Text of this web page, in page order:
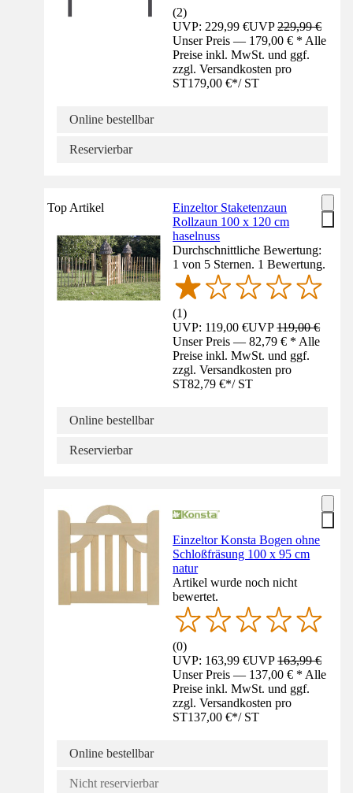
(2)
UVP: 229,99 €UVP229,99 €
Unser Preis — 179,00 € * Alle
Preise inkl. MwSt. und ggf.
zzgl. Versandkosten pro
ST179,00 €*/ ST
Online bestellbar
Reservierbar
Top Artikel
Einzeltor Staketenzaun
Rollzaun 100 x 120 cm
haselnuss
Durchschnittliche Bewertung:
1 von 5 Sternen. 1 Bewertung.
(1)
UVP: 119,00 €UVP119,00 €
Unser Preis — 82,79 € * Alle
Preise inkl. MwSt. und ggf.
zzgl. Versandkosten pro
ST82,79 €*/ ST
Online bestellbar
Reservierbar
Einzeltor Konsta Bogen ohne
Schloßfräsung 100 x 95 cm
natur
Artikel wurde noch nicht
bewertet.
(0)
UVP: 163,99 €UVP163,99 €
Unser Preis — 137,00 € * Alle
Preise inkl. MwSt. und ggf.
zzgl. Versandkosten pro
ST137,00 €*/ ST
Online bestellbar
Nicht reservierbar